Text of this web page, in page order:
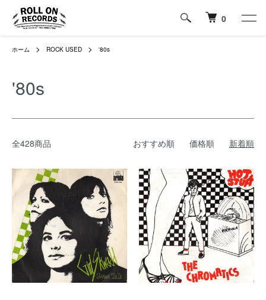
0
ホーム ROCK USED '80s
'80s
全428商品 おすすめ順 価格順 新着順